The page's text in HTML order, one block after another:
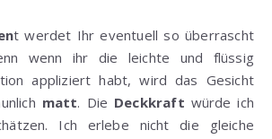
t werdet Ihr eventuell so überrascht
wenn ihr die leichte und flüssig
appliziert habt, wird das Gesicht
matt. Die Deckkraft würde ich
Ich erlebe nicht die gleiche